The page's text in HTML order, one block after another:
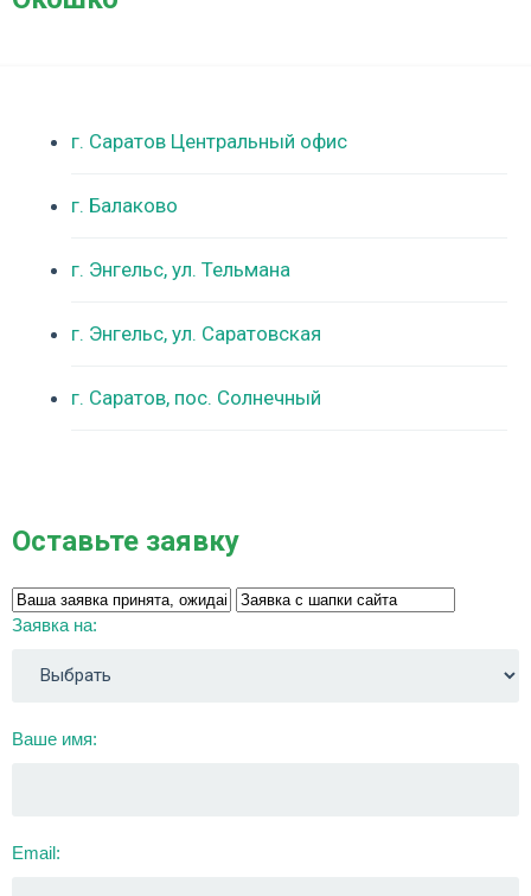
г. Саратов Центральный офис
г. Балаково
г. Энгельс, ул. Тельмана
г. Энгельс, ул. Саратовская
г. Саратов, пос. Солнечный
Оставьте заявку
Заявка на:
Ваше имя:
Email: